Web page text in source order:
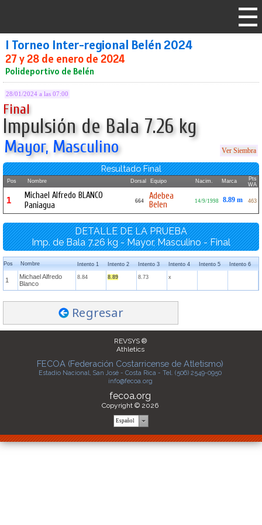
I Torneo Inter-regional Belén 2024
27 y 28 de enero de 2024
Polideportivo de Belén
28/01/2024 a las 07:00
Final
Impulsión de Bala 7.26 kg
Mayor, Masculino Ver Siembra
Resultado Final
Pos Nombre Dorsal Equipo Nacim. Marca
Pts
WA
1
Michael Alfredo BLANCO
Paniagua
664
Adebea
Belen
14/9/1998 8.89 m 463
DETALLE DE LA PRUEBA
Imp. de Bala 7.26 kg - Mayor, Masculino - Final
Pos Nombre Intento 1 Intento 2 Intento 3 Intento 4 Intento 5 Intento 6
1
Michael Alfredo
Blanco
8.84 8.89 8.73 x
Regresar
REVSYS ®
Athletics
FECOA (Federación Costarricense de Atletismo)
Estadio Nacional, San José - Costa Rica - Tel. (506) 2549-0950
info@fecoa.org
fecoa.org
Copyright © 2026